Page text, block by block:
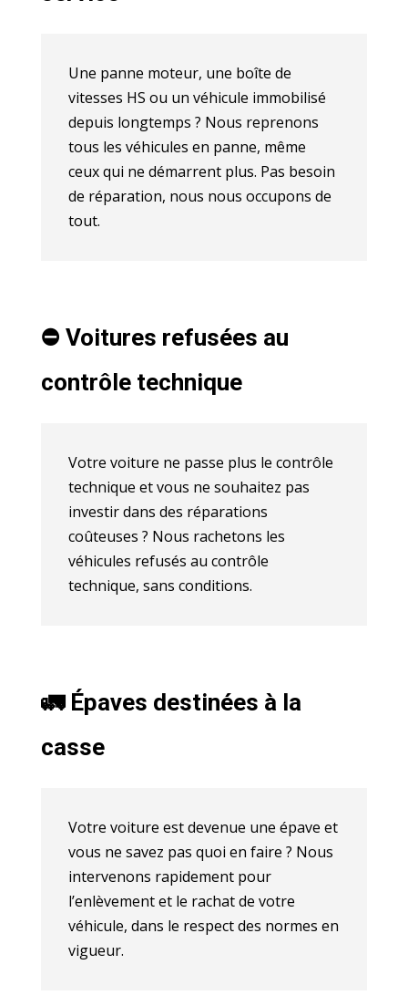
Une panne moteur, une boîte de
vitesses HS ou un véhicule immobilisé
depuis longtemps ? Nous reprenons
tous les véhicules en panne, même
ceux qui ne démarrent plus. Pas besoin
de réparation, nous nous occupons de
tout.
⛔️ Voitures refusées au
contrôle technique
Votre voiture ne passe plus le contrôle
technique et vous ne souhaitez pas
investir dans des réparations
coûteuses ? Nous rachetons les
véhicules refusés au contrôle
technique, sans conditions.
🚛 Épaves destinées à la
casse
Votre voiture est devenue une épave et
vous ne savez pas quoi en faire ? Nous
intervenons rapidement pour
l’enlèvement et le rachat de votre
véhicule, dans le respect des normes en
vigueur.